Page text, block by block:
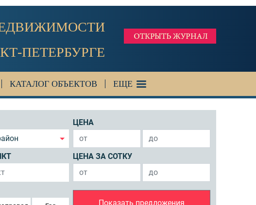
ПЕТЕРБУРГЕ
КАТАЛОГ ОБЪЕКТОВ ЕЩЕ
ЦЕНА
ЦЕНА ЗА СОТКУ
Показать предложения